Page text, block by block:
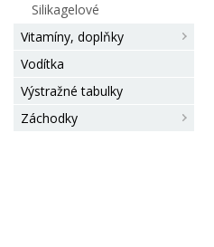
Silikagelové
Vitamíny, doplňky
Vodítka
Výstražné tabulky
Záchodky